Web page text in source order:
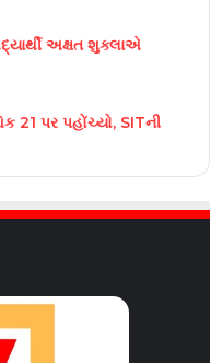
અક્ષત શુક્લાએ
21 પર પહોંચ્યો, SITની